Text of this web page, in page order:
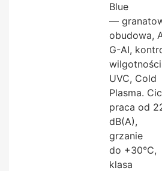
Blue
—
obudowa,
G-AI,
UVC, Cold
Plasma.
praca od
dB(A),
grzanie
do +30°C,
klasa